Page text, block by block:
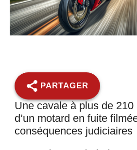
PARTAGER
Une cavale à plus de
d’un motard en fuite
conséquences judiciaires